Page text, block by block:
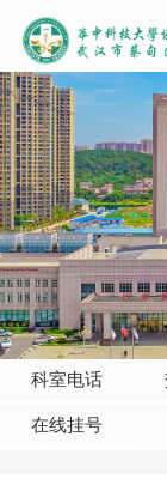
科室电话
在线挂号